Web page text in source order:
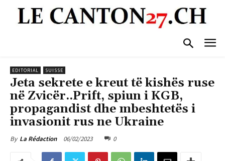
EDITORIAL SUISSE
Jeta sekrete e kreut të kishës ruse
në Zvicër..Prift, spiun i KGB,
propagandist dhe mbeshtetës i
invasionit rus ne Ukraine
By La Rédaction 06/02/2023 0